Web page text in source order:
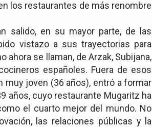
los restaurantes de más renombre
salido, en su mayor parte, de las
vistazo a sus trayectorias para
ahora se llaman, de Arzak, Subijana,
españoles. Fuera de esos
muy joven (36 años), entró a formar
años, cuyo restaurante Mugaritz ha
el cuarto mejor del mundo. No
las relaciones públicas y la